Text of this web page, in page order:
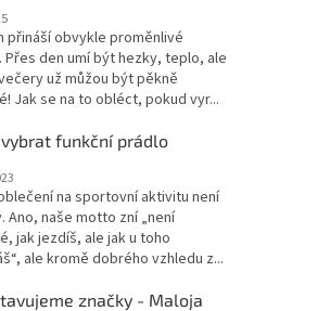
přináší obvykle proměnlivé
Přes den umí být hezky, teplo, ale
už můžou být pěkně
Jak se na to obléct, pokud vyr...
vybrat funkční prádlo
na sportovní aktivitu není
Ano, naše motto zní „není
jak jezdíš, ale jak u toho
ale kromě dobrého vzhledu z...
značky - Maloja